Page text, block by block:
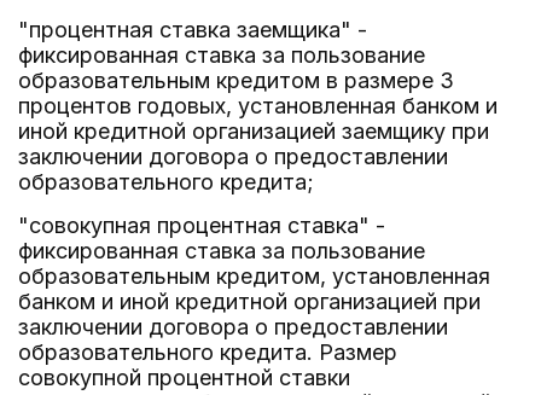
"процентная ставка заемщика" -
фиксированная ставка за пользование
образовательным кредитом в размере 3
процентов годовых, установленная банком и
иной кредитной организацией заемщику при
заключении договора о предоставлении
образовательного кредита;
"совокупная процентная ставка" -
фиксированная ставка за пользование
образовательным кредитом, установленная
банком и иной кредитной организацией при
заключении договора о предоставлении
образовательного кредита. Размер
совокупной процентной ставки